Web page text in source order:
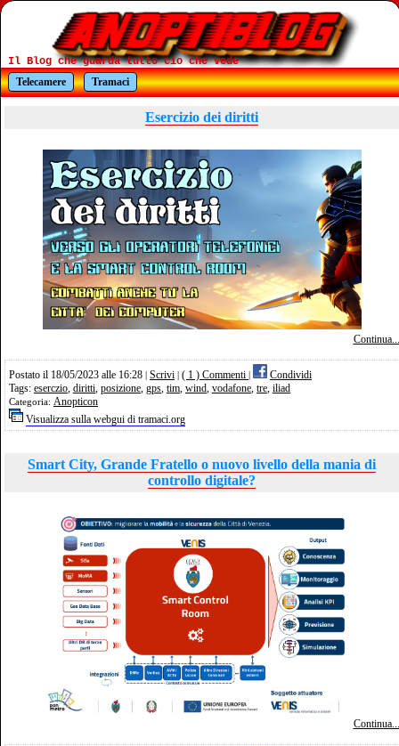
Il Blog che guarda tutto cio che vede
Telecamere
Tramaci
Esercizio dei diritti
Continua...
Postato il 18/05/2023 alle 16:28 Scrivi ( 1 ) Commenti
Condividi
Tags: eserczio diritti posizione gps tim wind vodafone tre iliad
Categoria: Anopticon
Visualizza sulla webgui di tramaci.org
Smart City, Grande Fratello o nuovo livello della mania di
controllo digitale?
Continua...